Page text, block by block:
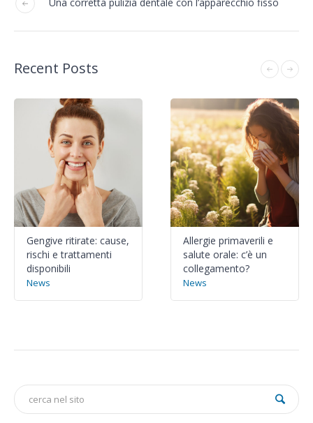
Recent Posts
Gengive ritirate: cause,
rischi e trattamenti
disponibili
News
Allergie primaverili e
salute orale: c’è un
collegamento?
News